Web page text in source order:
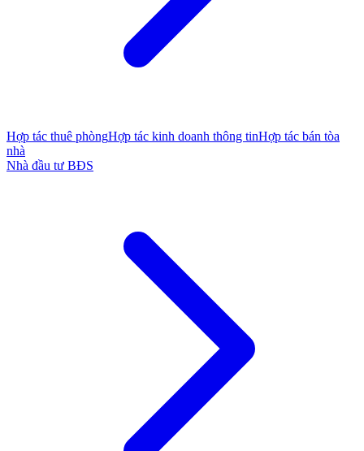
Hợp tác thuê phòngHợp tác kinh doanh thông tinHợp tác bán tòa
nhà
Nhà đầu tư BĐS